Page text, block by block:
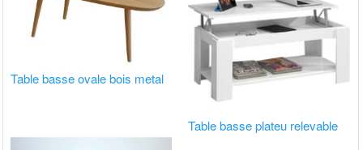
Table basse ovale bois metal
Table basse plateu relevable